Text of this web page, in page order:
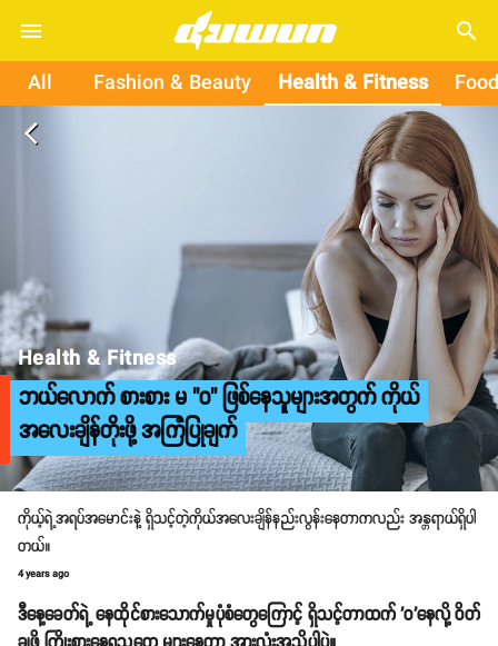
search
All Fashion & Beauty Health & Fitness
arrow_back_ios
Health & Fitness
ဘယ်လောက် စားစား မ "ဝ" ဖြစ်နေသူများအတွက် ကိုယ်
အလေးချိန်တိုးဖို့ အကြံပြုချက်
ကိုယ့်ရဲ့အရပ်အမောင်းနဲ့ ရှိသင့်တဲ့ကိုယ်အလေးချိန်နည်းလွန်းနေတာကလည်း အန္တရာယ်ရှိပါ
တယ်။
4 years ago
ဒီနေ့ခေတ်ရဲ့ နေထိုင်စားသောက်မှုပုံစံတွေကြောင့် ရှိသင့်တာထက် 'ဝ'နေလို့ ဝိတ်